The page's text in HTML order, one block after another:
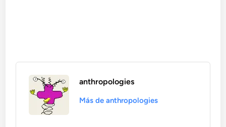
anthropologies
Más de anthropologies